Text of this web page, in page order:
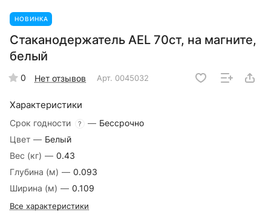
НОВИНКА
Стаканодержатель AEL 70ст, на магните,
белый
0 Нет отзывов Арт. 0045032
Характеристики
Срок годности ? — Бессрочно
Цвет — Белый
Вес (кг) — 0.43
Глубина (м) — 0.093
Ширина (м) — 0.109
Все характеристики